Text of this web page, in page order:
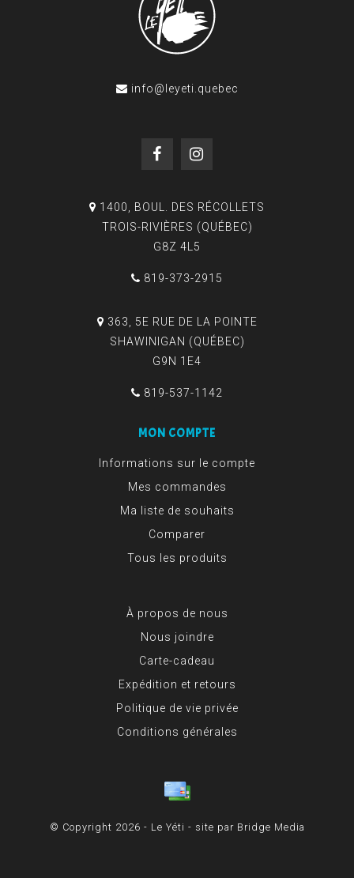
info@leyeti.quebec
1400, BOUL. DES RÉCOLLETS
TROIS-RIVIÈRES (QUÉBEC)
G8Z 4L5
819-373-2915
363, 5E RUE DE LA POINTE
SHAWINIGAN (QUÉBEC)
G9N 1E4
819-537-1142
MON COMPTE
Informations sur le compte
Mes commandes
Ma liste de souhaits
Comparer
Tous les produits
À propos de nous
Nous joindre
Carte-cadeau
Expédition et retours
Politique de vie privée
Conditions générales
© Copyright 2026 - Le Yéti - site par Bridge Media